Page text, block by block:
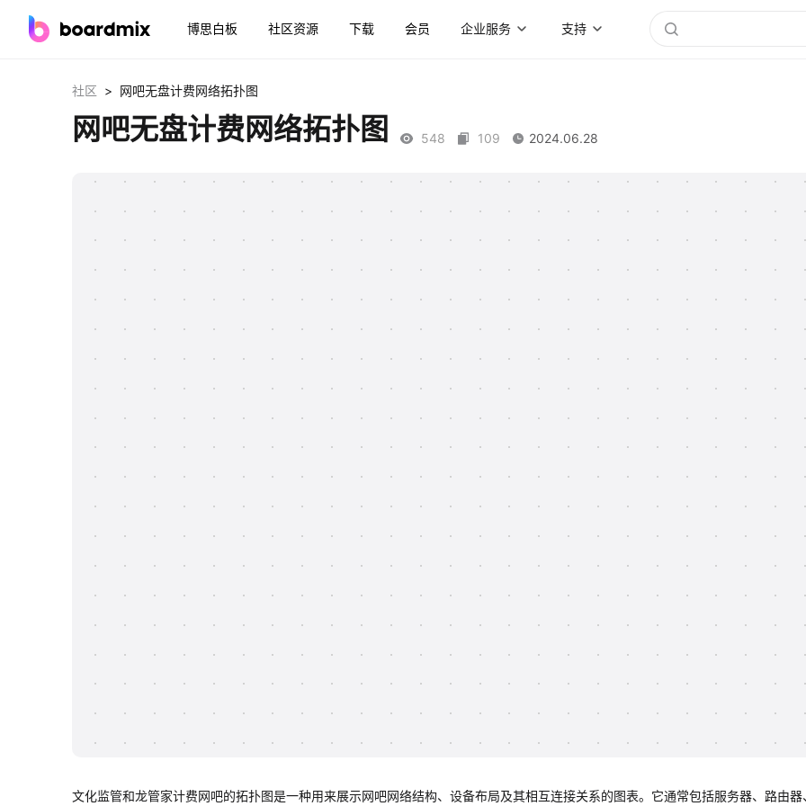
博思白板 社区资源 下载 会员 企业服务 支持
社区 > 网吧无盘计费网络拓扑图
网吧无盘计费网络拓扑图 548 109 2024.06.28
文化监管和龙管家计费网吧的拓扑图是一种用来展示网吧网络结构、设备布局及其相互连接关系的图表。它通常包括服务器、路由器